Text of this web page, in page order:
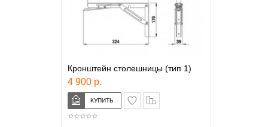
Кронштейн столешницы (тип 1)
4 900 р.
в закладки